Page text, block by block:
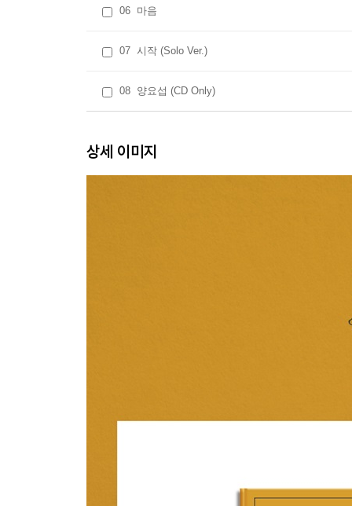
06 마음
07 시작 (Solo Ver.)
08 양요섭 (CD Only)
상세 이미지